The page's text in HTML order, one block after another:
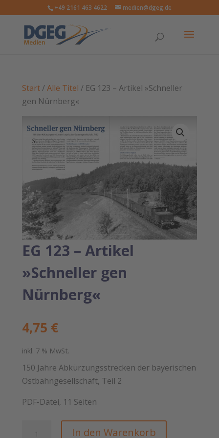
+49 2161 463 4622 medien@dgeg.de
Start/Alle Titel / EG 123 – Artikel »Schneller
gen Nürnberg«
EG 123 – Artikel
»Schneller gen
Nürnberg«
4,75 €
inkl. 7 % MwSt.
150 Jahre Abkürzungsstrecken der bayerischen
Ostbahngesellschaft, Teil 2
PDF-Datei, 11 Seiten
In den Warenkorb